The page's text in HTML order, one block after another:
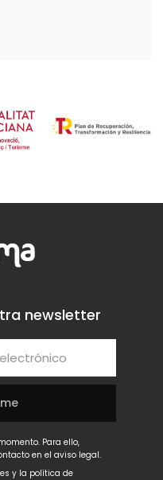
newsletter
Para ello,
en el aviso legal.
y la política de